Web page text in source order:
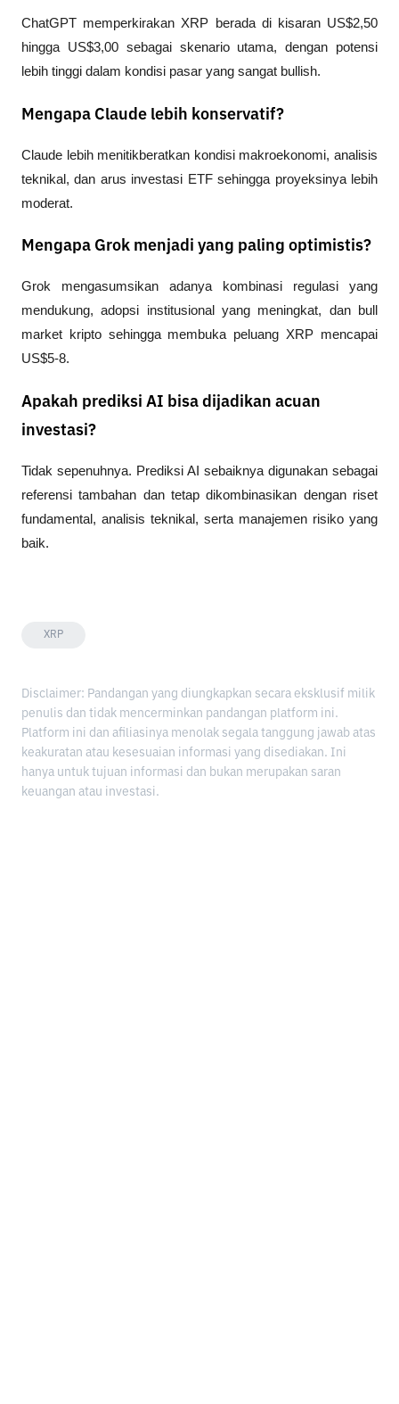
ChatGPT memperkirakan XRP berada di kisaran US$2,50
hingga US$3,00 sebagai skenario utama, dengan potensi
lebih tinggi dalam kondisi pasar yang sangat bullish.
Mengapa Claude lebih konservatif?
Claude lebih menitikberatkan kondisi makroekonomi, analisis
teknikal, dan arus investasi ETF sehingga proyeksinya lebih
moderat.
Mengapa Grok menjadi yang paling optimistis?
Grok mengasumsikan adanya kombinasi regulasi yang
mendukung, adopsi institusional yang meningkat, dan bull
market kripto sehingga membuka peluang XRP mencapai
US$5-8.
Apakah prediksi AI bisa dijadikan acuan
investasi?
Tidak sepenuhnya. Prediksi AI sebaiknya digunakan sebagai
referensi tambahan dan tetap dikombinasikan dengan riset
fundamental, analisis teknikal, serta manajemen risiko yang
baik.
XRP
Disclaimer: Pandangan yang diungkapkan secara eksklusif milik
penulis dan tidak mencerminkan pandangan platform ini.
Platform ini dan afiliasinya menolak segala tanggung jawab atas
keakuratan atau kesesuaian informasi yang disediakan. Ini
hanya untuk tujuan informasi dan bukan merupakan saran
keuangan atau investasi.